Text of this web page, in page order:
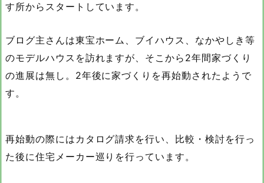
す所からスタートしています。
ブログ主さんは東宝ホーム、ブイハウス、なかやしき等
のモデルハウスを訪れますが、そこから2年間家づくり
の進展は無し。2年後に家づくりを再始動されたようで
す。
再始動の際にはカタログ請求を行い、比較・検討を行っ
た後に住宅メーカー巡りを行っています。